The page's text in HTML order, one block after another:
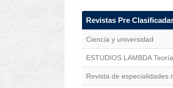
Revistas Pre
Ciencia y universidad
ESTUDIOS LAMBDA
Revista de especialidades